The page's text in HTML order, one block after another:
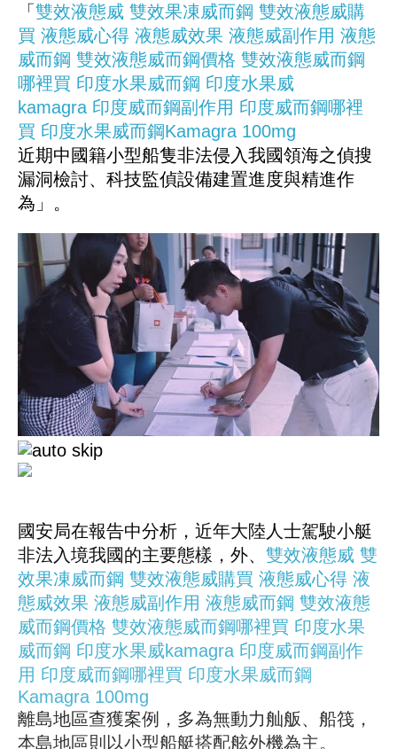
「 雙效液態威 雙效果凍威而鋼 雙效液態威購
買 液態威心得 液態威效果 液態威副作用 液態
威而鋼 雙效液態威而鋼價格 雙效液態威而鋼
哪裡買 印度水果威而鋼 印度水果威
kamagra 印度威而鋼副作用 印度威而鋼哪裡
買 印度水果威而鋼Kamagra 100mg
近期中國籍小型船隻非法侵入我國領海之偵搜
漏洞檢討、科技監偵設備建置進度與精進作
為」。
國安局在報告中分析，近年大陸人士駕駛小艇
非法入境我國的主要態樣，外、 雙效液態威 雙
效果凍威而鋼 雙效液態威購買 液態威心得 液
態威效果 液態威副作用 液態威而鋼 雙效液態
威而鋼價格 雙效液態威而鋼哪裡買 印度水果
威而鋼 印度水果威kamagra 印度威而鋼副作
用 印度威而鋼哪裡買 印度水果威而鋼
Kamagra 100mg
離島地區查獲案例，多為無動力舢舨、船筏，
本島地區則以小型船艇搭配舷外機為主。